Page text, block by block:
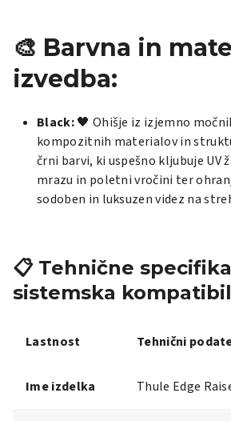
🎨 Barvna in
izvedba:
Black:🖤 Ohišje iz izjemno
kompozitnih materialov in
črni barvi, ki uspešno kljubuje UV
mrazu in poletni vročini ter
sodoben in luksuzen videz na
📋 Tehnične
sistemska
Lastnost Tehnični
Ime izdelka Thule Edge